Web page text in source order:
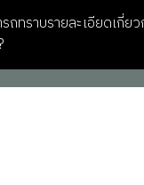
จำปี
มพิวเตอร์ (ปรับปรุง
ถทราบรายละเอียดเกี่ย